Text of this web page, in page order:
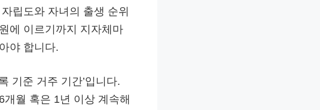
립도와 자녀의 출생 순위
에 이르기까지 지자체마
야 합니다.
기준 거주 기간’입니다.
월 혹은 1년 이상 계속해